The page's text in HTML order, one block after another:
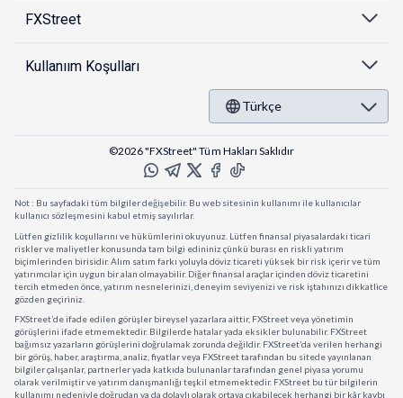
FXStreet
Kullanıım Koşulları
Türkçe
©2026 "FXStreet" Tüm Hakları Saklıdır
Not : Bu sayfadaki tüm bilgiler değişebilir. Bu web sitesinin kullanımı ile kullanıcılar
kullanıcı sözleşmesini kabul etmiş sayılırlar.
Lütfen gizlilik koşullarını ve hükümlerini okuyunuz. Lütfen finansal piyasalardaki ticari
riskler ve maliyetler konusunda tam bilgi edininiz çünkü burası en riskli yatırım
biçimlerinden birisidir. Alım satım farkı yoluyla döviz ticareti yüksek bir risk içerir ve tüm
yatırımcılar için uygun bir alan olmayabilir. Diğer finansal araçlar içinden döviz ticaretini
tercih etmeden önce, yatırım nesnelerinizi, deneyim seviyenizi ve risk iştahınızı dikkatlice
gözden geçiriniz.
FXStreet’de ifade edilen görüşler bireysel yazarlara aittir, FXStreet veya yönetimin
görüşlerini ifade etmemektedir. Bilgilerde hatalar yada eksikler bulunabilir. FXStreet
bağımsız yazarların görüşlerini doğrulamak zorunda değildir. FXStreet’da verilen herhangi
bir görüş, haber, araştırma, analiz, fiyatlar veya FXStreet tarafından bu sitede yayınlanan
bilgiler çalışanlar, partnerler yada katkıda bulunanlar tarafından genel piyasa yorumu
olarak verilmiştir ve yatırım danışmanlığı teşkil etmemektedir. FXStreet bu tür bilgilerin
kullanımı nedeniyle doğrudan ya da dolaylı olarak ortaya çıkabilecek herhangi bir kâr kaybı